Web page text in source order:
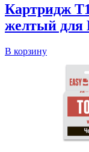
Картридж
желтый для
В корзину